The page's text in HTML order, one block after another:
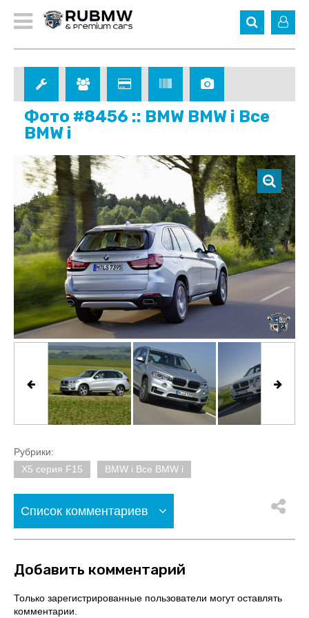
Фото #8456 :: BMW BMW i Все
BMW i
Рубрики:
X5 серия F15
BMW i Все BMW i
Список комментариев
Добавить комментарий
Только зарегистрированные пользователи могут оставлять
комментарии.